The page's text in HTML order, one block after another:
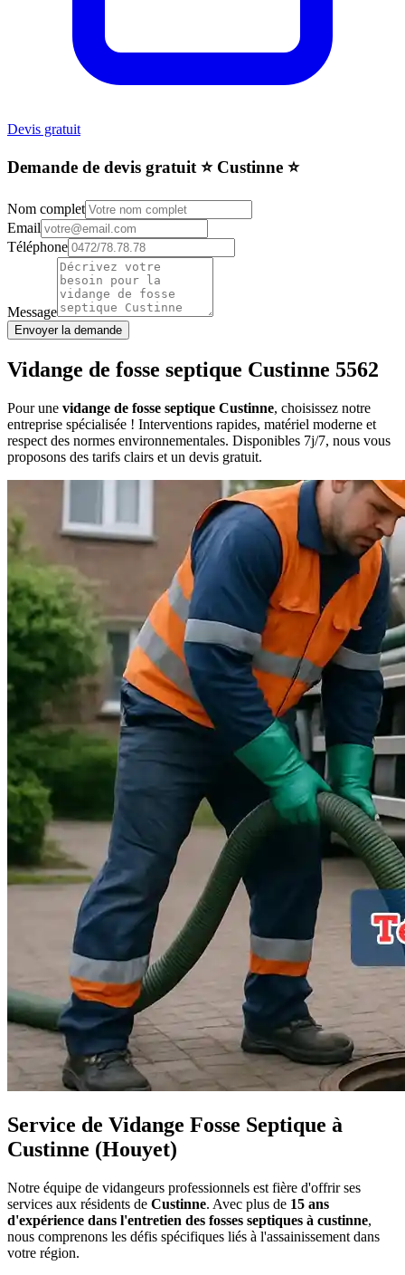
Devis gratuit
Demande de devis gratuit ⭐️ Custinne ⭐️
Nom complet
Email
Téléphone
Message
Envoyer la demande
Vidange de fosse septique Custinne 5562
Pour une vidange de fosse septique Custinne, choisissez notre
entreprise spécialisée ! Interventions rapides, matériel moderne et
respect des normes environnementales. Disponibles 7j/7, nous vous
proposons des tarifs clairs et un devis gratuit.
Service de Vidange Fosse Septique à
Custinne (Houyet)
Notre équipe de vidangeurs professionnels est fière d'offrir ses
services aux résidents de Custinne. Avec plus de 15 ans
d'expérience dans l'entretien des fosses septiques à custinne,
nous comprenons les défis spécifiques liés à l'assainissement dans
votre région.